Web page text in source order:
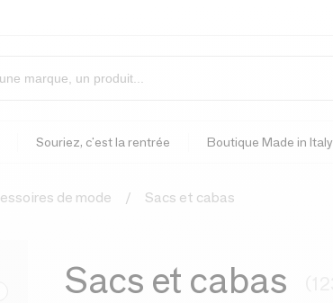
Souriez, c'est la rentrée Boutique Made in Italy
de mode Sacs et cabas
Sacs et cabas